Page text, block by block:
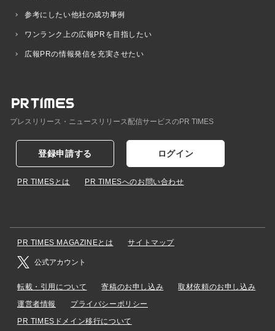
参考にしたい他社の成功事例
ワンランク上の広報PRを目指したい
広報PRの情報発信を充実させたい
プレスリリース・ニュースリリース配信サービスのPR TIMES
登録申請する ログイン
PR TIMESとは PR TIMESへのお問い合わせ
PR TIMES MAGAZINEとは サイトマップ
公式アカウント
転載・引用について 寄稿のお申し込み
取材依頼のお申し込み
運営者情報
プライバシーポリシー
PR TIMESドメイン移行について